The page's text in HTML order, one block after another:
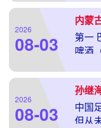
醉驾
加，
2026
08-03
第一
啤酒
人文
市莫
2026
08-03
中国
但从